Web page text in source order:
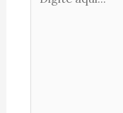
aqui...